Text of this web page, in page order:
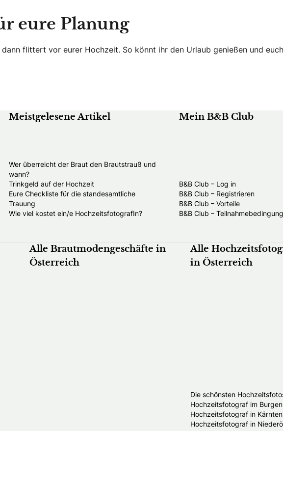
eure Planung
dann flittert vor eurer Hochzeit. So könnt ihr den Urlaub genießen und
Meistgelesene Artikel
Wer überreicht der Braut den Brautstrauß und
wann?
Trinkgeld auf der Hochzeit
Eure Checkliste für die standesamtliche
Trauung
Wie viel kostet ein/e HochzeitsfotografIn?
Mein B&B Club
B&B Club – Log in
B&B Club – Registrieren
B&B Club – Vorteile
B&B Club –
Alle Brautmodengeschäfte in
Österreich
Alle
in Österreich
Die schönsten
Hochzeitsfotograf im
Hochzeitsfotograf in Kärnten
Hochzeitsfotograf in